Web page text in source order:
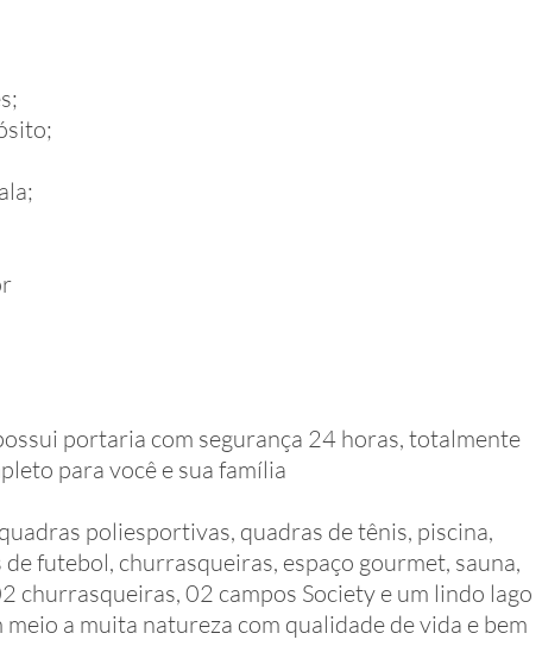
portaria com segurança 24 horas, totalmente
para você e sua família
poliesportivas, quadras de tênis, piscina,
de futebol, churrasqueiras, espaço gourmet, sauna,
churrasqueiras, 02 campos Society e um lindo lago
a muita natureza com qualidade de vida e bem